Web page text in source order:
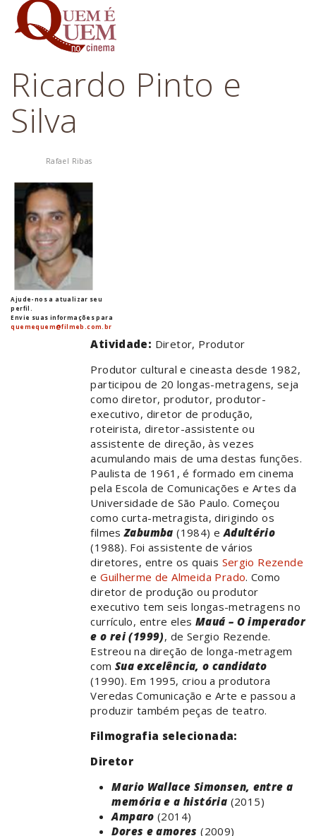
Ricardo Pinto e
Silva
Rafael Ribas
Ajude-nos a atualizar seu
perfil.
Envie suas informações para
quemequem@filmeb.com.br
Atividade: Diretor, Produtor
Produtor cultural e cineasta desde 1982,
participou de 20 longas-metragens, seja
como diretor, produtor, produtor-
executivo, diretor de produção,
roteirista, diretor-assistente ou
assistente de direção, às vezes
acumulando mais de uma destas funções.
Paulista de 1961, é formado em cinema
pela Escola de Comunicações e Artes da
Universidade de São Paulo. Começou
como curta-metragista, dirigindo os
filmesZabumba (1984) eAdultério
(1988). Foi assistente de vários
diretores, entre os quais Sergio Rezende
eGuilherme de Almeida Prado. Como
diretor de produção ou produtor
executivo tem seis longas-metragens no
currículo, entre eles Mauá – O imperador
e o rei (1999), de Sergio Rezende.
Estreou na direção de longa-metragem
com Sua excelência, o candidato
(1990). Em 1995, criou a produtora
Veredas Comunicação e Arte e passou a
produzir também peças de teatro.
Filmografia selecionada:
Diretor
Mario Wallace Simonsen, entre a
memória e a história (2015)
Amparo(2014)
Dores e amores (2009)